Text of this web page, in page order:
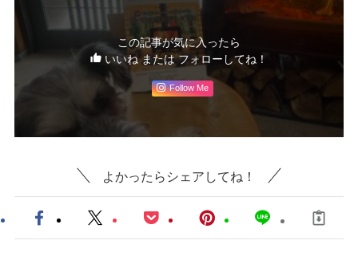
この記事が気に入ったら
いいね または フォローしてね！
Follow Me
よかったらシェアしてね！